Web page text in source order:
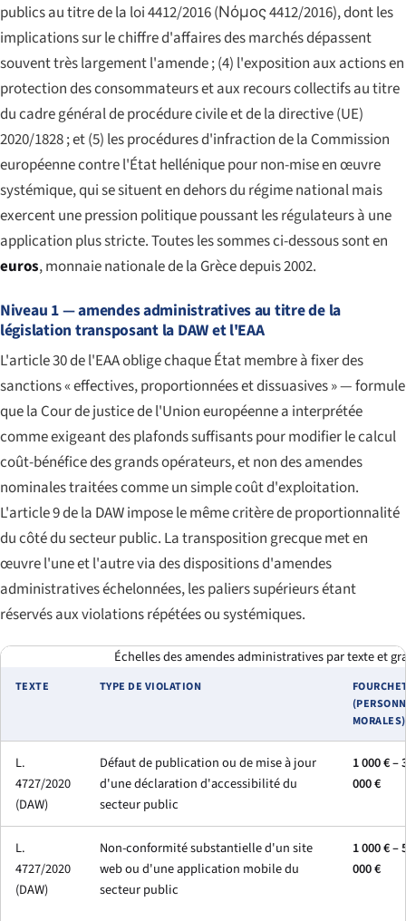
publics au titre de la loi 4412/2016 (Νόμος 4412/2016), dont les
implications sur le chiffre d'affaires des marchés dépassent
souvent très largement l'amende ; (4) l'exposition aux actions en
protection des consommateurs et aux recours collectifs au titre
du cadre général de procédure civile et de la directive (UE)
2020/1828 ; et (5) les procédures d'infraction de la Commission
européenne contre l'État hellénique pour non-mise en œuvre
systémique, qui se situent en dehors du régime national mais
exercent une pression politique poussant les régulateurs à une
application plus stricte. Toutes les sommes ci-dessous sont en
euros, monnaie nationale de la Grèce depuis 2002.
Niveau 1 — amendes administratives au titre de la
législation transposant la DAW et l'EAA
L'article 30 de l'EAA oblige chaque État membre à fixer des
sanctions « effectives, proportionnées et dissuasives » — formule
que la Cour de justice de l'Union européenne a interprétée
comme exigeant des plafonds suffisants pour modifier le calcul
coût-bénéfice des grands opérateurs, et non des amendes
nominales traitées comme un simple coût d'exploitation.
L'article 9 de la DAW impose le même critère de proportionnalité
du côté du secteur public. La transposition grecque met en
œuvre l'une et l'autre via des dispositions d'amendes
administratives échelonnées, les paliers supérieurs étant
réservés aux violations répétées ou systémiques.
Échelles des amendes administratives par texte et
TEXTE TYPE DE VIOLATION
MORALES)
L.
4727/2020
(DAW)
Défaut de publication ou de mise à jour
d'une déclaration d'accessibilité du
secteur public
1 000 € –
000 €
L.
4727/2020
(DAW)
Non-conformité substantielle d'un site
web ou d'une application mobile du
secteur public
1 000 € –
000 €